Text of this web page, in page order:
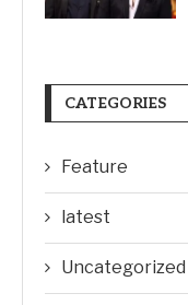
CATEGORIES
Feature
latest
Uncategorized